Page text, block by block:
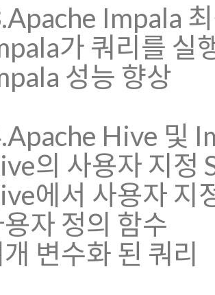
Impala
가 쿼리를 실
성능 향상
Hive 및
의 사용자 지정
에서 사용자 지
자 정의 함수
변수화 된 쿼리